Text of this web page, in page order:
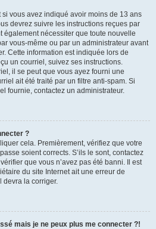
si vous avez indiqué avoir moins de 13 ans
devrez suivre les instructions reçues par
également nécessiter que toute nouvelle
vous-même ou par un administrateur avant
Cette information est indiquée lors de
un courriel, suivez ses instructions.
il se peut que vous ayez fourni une
ait été traité par un filtre anti-spam. Si
fournie, contactez un administrateur.
?
cela. Premièrement, vérifiez que votre
soient corrects. S’ils le sont, contactez
que vous n’avez pas été banni. Il est
du site Internet ait une erreur de
devra la corriger.
mais je ne peux plus me connecter ?!